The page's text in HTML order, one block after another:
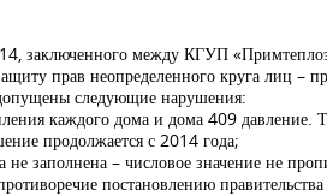
заключенного между КГУП
прав неопределенного круга лиц
следующие нарушения:
каждого дома и дома 409
продолжается с 2014 года;
заполнена – числовое значение не
постановлению